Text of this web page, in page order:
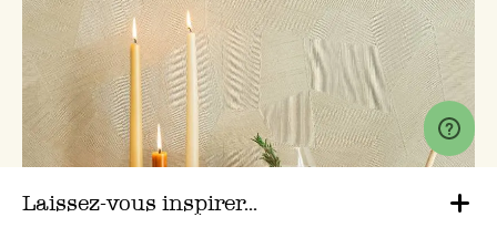
Laissez-vous inspirer...